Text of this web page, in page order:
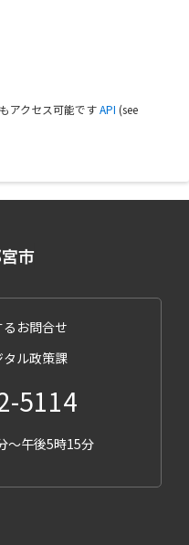
アクセス可能ですAPI (see
お問合せ
ル政策課
5114
～午後5時15分